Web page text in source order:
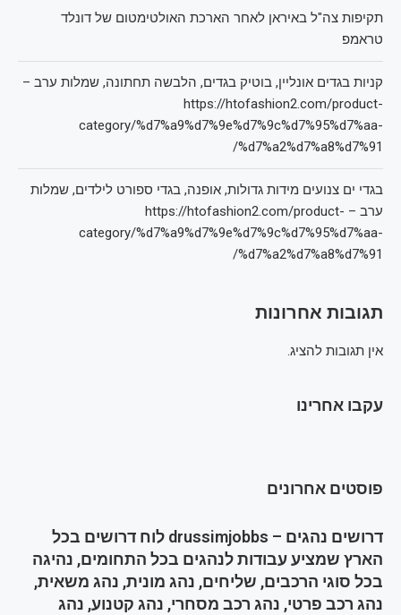
תקיפות צה"ל באיראן לאחר הארכת האולטימטום של דונלד
טראמפ
קניות בגדים אונליין, בוטיק בגדים, הלבשה תחתונה, שמלות ערב –
https://htofashion2.com/product-
category/%d7%a9%d7%9e%d7%9c%d7%95%d7%aa-
%d7%a2%d7%a8%d7%91/
בגדי ים צנועים מידות גדולות, אופנה, בגדי ספורט לילדים, שמלות
ערב – https://htofashion2.com/product-
category/%d7%a9%d7%9e%d7%9c%d7%95%d7%aa-
%d7%a2%d7%a8%d7%91/
תגובות אחרונות
אין תגובות להציג.
עקבו אחרינו
פוסטים אחרונים
דרושים נהגים – drussimjobbs לוח דרושים בכל
הארץ שמציע עבודות לנהגים בכל התחומים, נהיגה
בכל סוגי הרכבים, שליחים, נהג מונית, נהג משאית,
נהג רכב פרטי, נהג רכב מסחרי, נהג קטנוע, נהג